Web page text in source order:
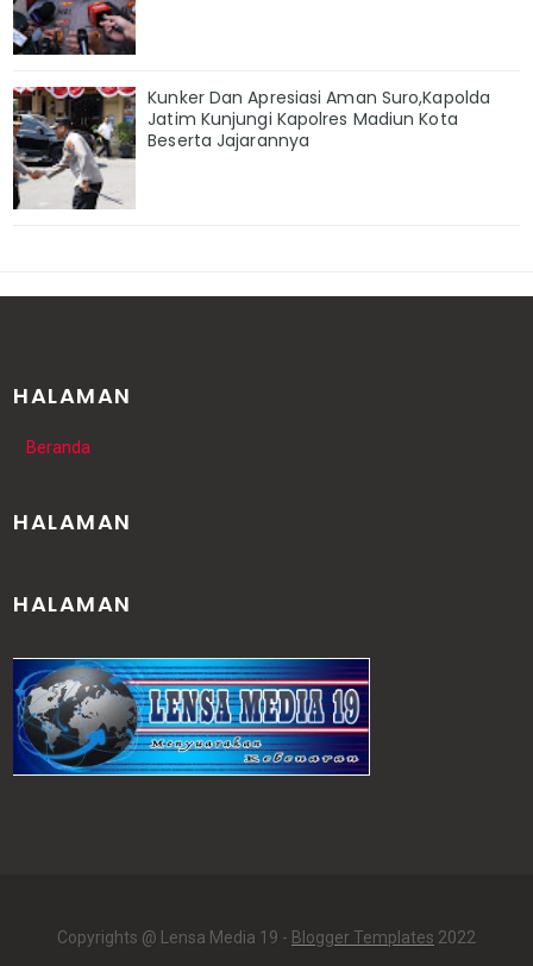
Kunker Dan Apresiasi Aman Suro,Kapolda
Jatim Kunjungi Kapolres Madiun Kota
Beserta Jajarannya
HALAMAN
Beranda
HALAMAN
HALAMAN
Copyrights @ Lensa Media 19 - Blogger Templates 2022